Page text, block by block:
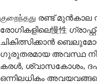
குறைந்தது രണ്ട് മുൻകാല
രോഗികളിലെ慢性
ചികിത്സിക്കാൻ
ഗുരുതരമായ അവസ്ഥ
കരൾ, ശ്വാസകോശം,
ഒന്നിലധികം